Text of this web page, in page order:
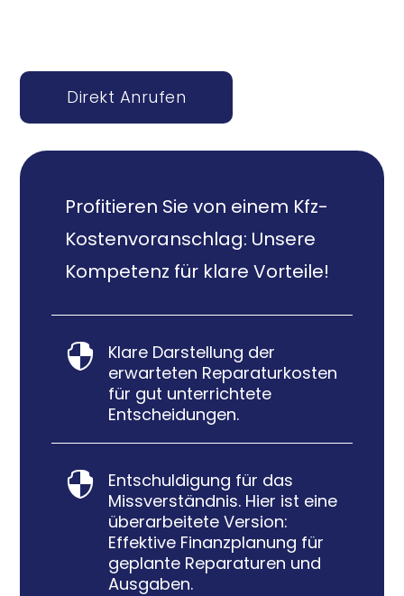
Direkt Anrufen
Profitieren Sie von einem Kfz-
Kostenvoranschlag: Unsere
Kompetenz für klare Vorteile!

Klare Darstellung der
erwarteten Reparaturkosten
für gut unterrichtete
Entscheidungen.

Entschuldigung für das
Missverständnis. Hier ist eine
überarbeitete Version:
Effektive Finanzplanung für
geplante Reparaturen und
Ausgaben.